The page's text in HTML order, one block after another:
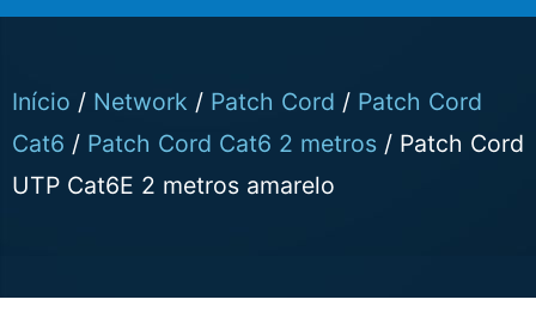
Início / Network / Patch Cord / Patch Cord
Cat6 / Patch Cord Cat6 2 metros / Patch Cord
UTP Cat6E 2 metros amarelo